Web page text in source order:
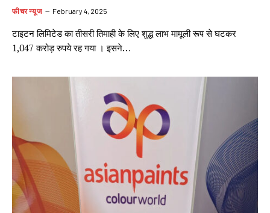
फीचर न्यूज February 4, 2025
टाइटन लिमिटेड का तीसरी तिमाही के लिए शुद्ध लाभ मामूली रूप से घटकर
1,047 करोड़ रुपये रह गया । इसने…